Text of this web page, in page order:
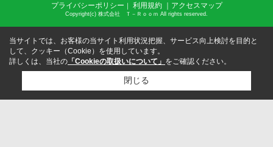
プライバシーポリシー ｜ 利用規約 ｜アクセスマップ
Copyright(c) 株式会社 Ｔ－Ｒｏｏｍ All rights reserved.
当サイトでは、お客様の当サイト利用状況把握、サービス向上検討を目的と
して、クッキー（Cookie）を使用しています。
詳しくは、当社の 「Cookieの取扱いについて」 をご確認ください。
閉じる